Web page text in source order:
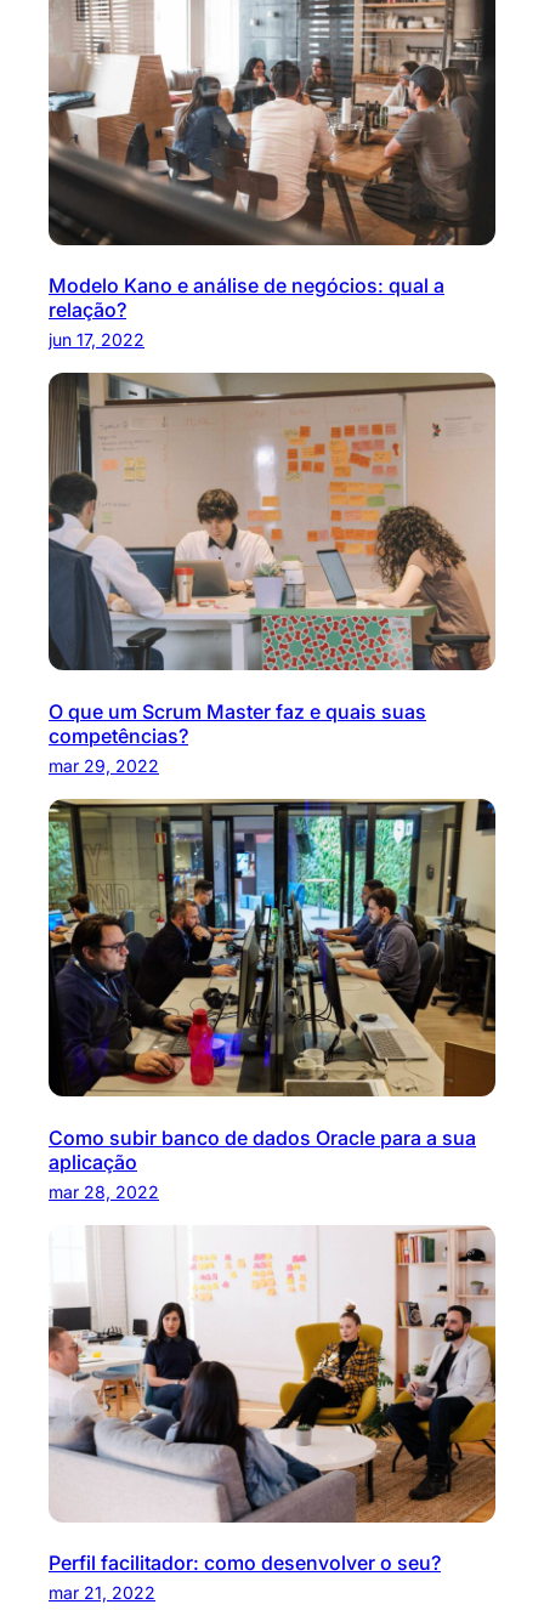
Modelo Kano e análise de negócios: qual a
relação?
jun 17, 2022
O que um Scrum Master faz e quais suas
competências?
mar 29, 2022
Como subir banco de dados Oracle para a sua
aplicação
mar 28, 2022
Perfil facilitador: como desenvolver o seu?
mar 21, 2022